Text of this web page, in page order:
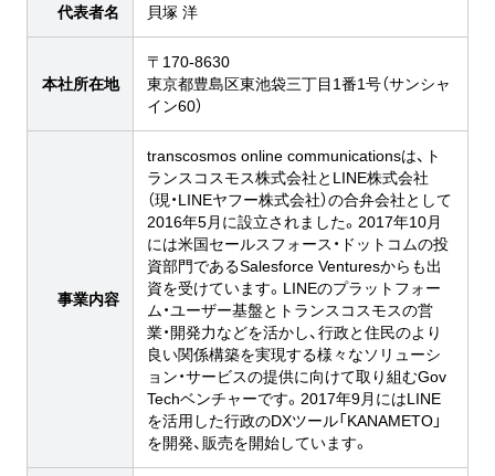
代表者名 貝塚 洋
本社所在地
〒170-8630
東京都豊島区東池袋三丁目1番1号（サンシャ
イン60）
事業内容
transcosmos online communicationsは、ト
ランスコスモス株式会社とLINE株式会社
（現・LINEヤフー株式会社）の合弁会社として
2016年5月に設立されました。2017年10月
には米国セールスフォース・ドットコムの投
資部門であるSalesforce Venturesからも出
資を受けています。LINEのプラットフォー
ム・ユーザー基盤とトランスコスモスの営
業・開発力などを活かし、行政と住民のより
良い関係構築を実現する様々なソリューシ
ョン・サービスの提供に向けて取り組むGov
Techベンチャーです。2017年9月にはLINE
を活用した行政のDXツール「KANAMETO」
を開発、販売を開始しています。